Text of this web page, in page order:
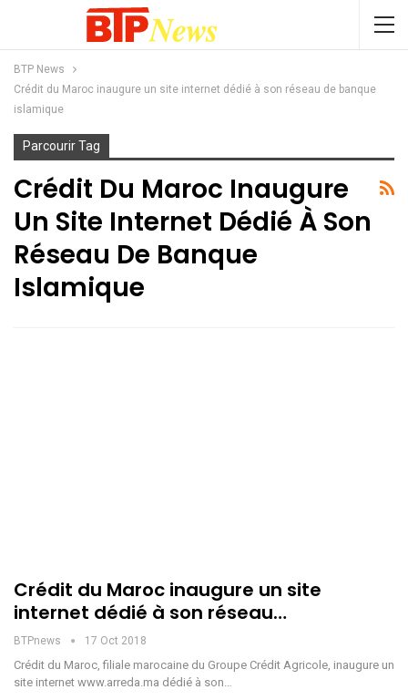
BTP News
Crédit du Maroc inaugure un site internet dédié à son réseau de banque
islamique
Parcourir Tag
Crédit Du Maroc Inaugure
Un Site Internet Dédié À Son
Réseau De Banque
Islamique
Crédit du Maroc inaugure un site
internet dédié à son réseau…
BTPnews 17 Oct 2018
Crédit du Maroc, filiale marocaine du Groupe Crédit Agricole, inaugure un
site internet www.arreda.ma dédié à son…